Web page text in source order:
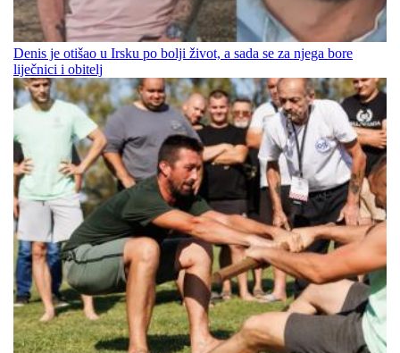
Denis je otišao u Irsku po bolji život, a sada se za njega bore
liječnici i obitelj